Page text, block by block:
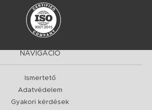
NAVIGÁCIÓ
Ismertető
Adatvédelem
Gyakori kérdések